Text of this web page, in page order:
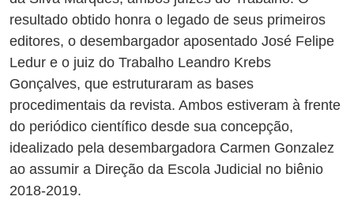
resultado obtido honra o legado de seus primeiros
editores, o desembargador aposentado José Felipe
Ledur e o juiz do Trabalho Leandro Krebs
Gonçalves, que estruturaram as bases
procedimentais da revista. Ambos estiveram à frente
do periódico científico desde sua concepção,
idealizado pela desembargadora Carmen Gonzalez
ao assumir a Direção da Escola Judicial no biênio
2018-2019.